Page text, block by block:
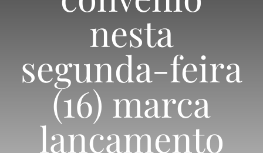
Vinícolas
Dupla Poda
Contato
nesta
segunda-feira
(16) marca
lançamento